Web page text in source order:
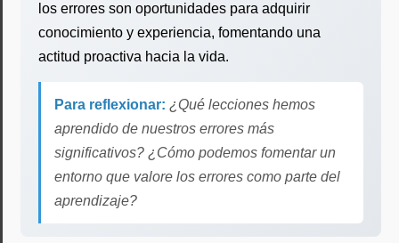
los errores son oportunidades para adquirir
conocimiento y experiencia, fomentando una
actitud proactiva hacia la vida.
Para reflexionar: ¿Qué lecciones hemos
aprendido de nuestros errores más
significativos? ¿Cómo podemos fomentar un
entorno que valore los errores como parte del
aprendizaje?